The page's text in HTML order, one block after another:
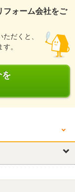
フォーム会社をご
だくと、
。